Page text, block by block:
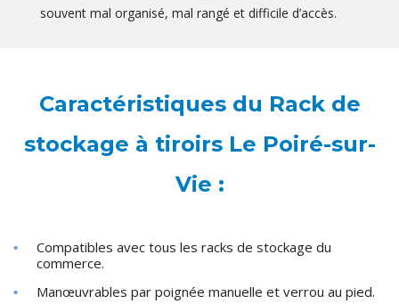
souvent mal organisé, mal rangé et difficile d’accès.
Caractéristiques du Rack de
stockage à tiroirs Le Poiré-sur-
Vie :
Compatibles avec tous les racks de stockage du
commerce.
Manœuvrables par poignée manuelle et verrou au pied.